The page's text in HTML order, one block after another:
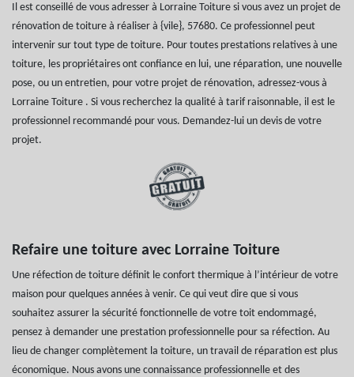
Il est conseillé de vous adresser à Lorraine Toiture si vous avez un projet de
rénovation de toiture à réaliser à {vile}, 57680. Ce professionnel peut
intervenir sur tout type de toiture. Pour toutes prestations relatives à une
toiture, les propriétaires ont confiance en lui, une réparation, une nouvelle
pose, ou un entretien, pour votre projet de rénovation, adressez-vous à
Lorraine Toiture . Si vous recherchez la qualité à tarif raisonnable, il est le
professionnel recommandé pour vous. Demandez-lui un devis de votre
projet.
Refaire une toiture avec Lorraine Toiture
Une réfection de toiture définit le confort thermique à l’intérieur de votre
maison pour quelques années à venir. Ce qui veut dire que si vous
souhaitez assurer la sécurité fonctionnelle de votre toit endommagé,
pensez à demander une prestation professionnelle pour sa réfection. Au
lieu de changer complètement la toiture, un travail de réparation est plus
économique. Nous avons une connaissance professionnelle et des